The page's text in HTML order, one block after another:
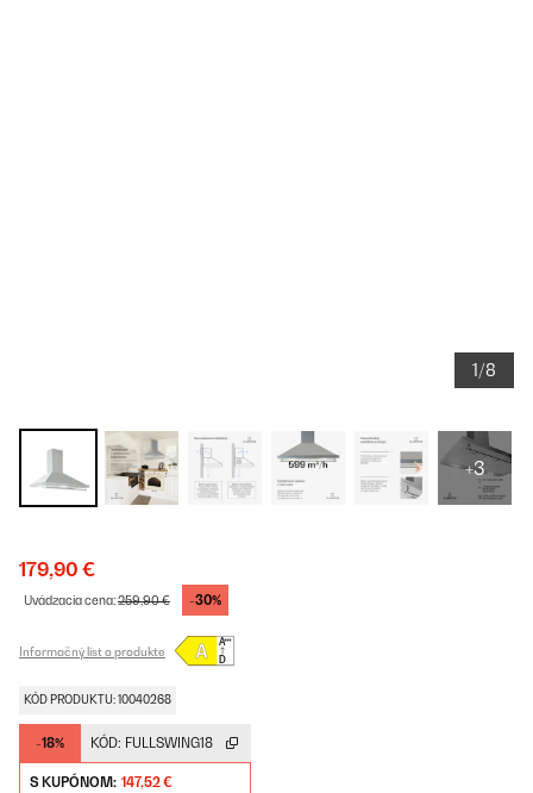
1/8
+3
179,90 €
Uvádzacia cena:259,90 € -30%
Informačný list o produkte
KÓD PRODUKTU: 10040268
-18% KÓD: FULLSWING18
S KUPÓNOM: 147,52 €